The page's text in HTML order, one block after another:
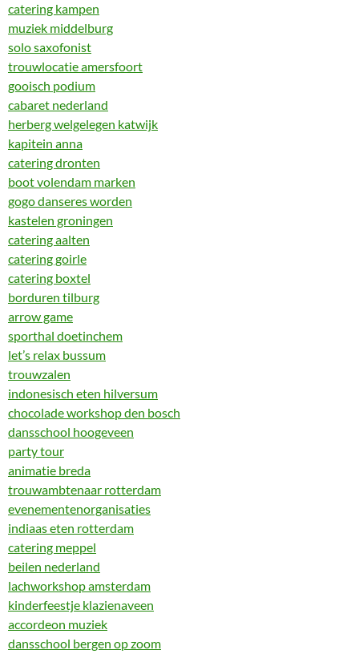
catering kampen
muziek middelburg
solo saxofonist
trouwlocatie amersfoort
gooisch podium
cabaret nederland
herberg welgelegen katwijk
kapitein anna
catering dronten
boot volendam marken
gogo danseres worden
kastelen groningen
catering aalten
catering goirle
catering boxtel
borduren tilburg
arrow game
sporthal doetinchem
let’s relax bussum
trouwzalen
indonesisch eten hilversum
chocolade workshop den bosch
dansschool hoogeveen
party tour
animatie breda
trouwambtenaar rotterdam
evenementenorganisaties
indiaas eten rotterdam
catering meppel
beilen nederland
lachworkshop amsterdam
kinderfeestje klazienaveen
accordeon muziek
dansschool bergen op zoom